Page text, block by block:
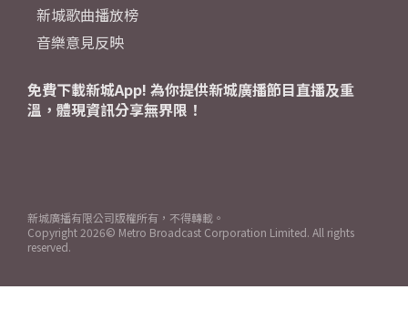
新城歌曲播放榜
音樂意見反映
免費下載新城App! 為你提供新城廣播節目直播及重
溫，體現資訊分享無界限！
新城廣播有限公司版權所有，不得轉載。
Copyright 2026© Metro Broadcast Corporation Limited. All rights
reserved.